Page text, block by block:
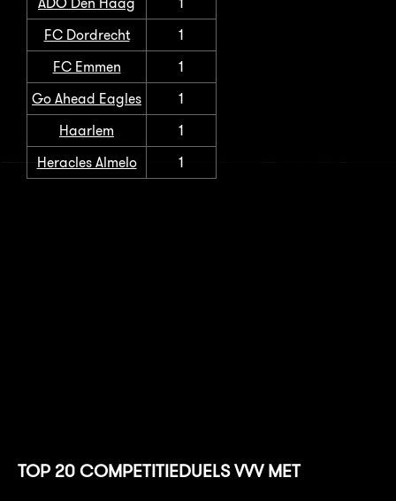
FC Dordrecht
1
FC Emmen
1
Go Ahead Eagles
1
Haarlem
1
Heracles Almelo
1
TOP 20 COMPETITIEDUELS VVV MET